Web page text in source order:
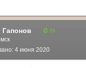
Гапонов 34
4 июня 2020